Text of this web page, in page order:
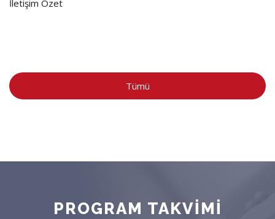
İletişim Özet
Tümü
PROGRAM TAKVİMİ